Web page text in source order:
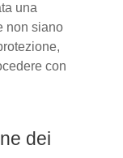
una
non siano
con
dei